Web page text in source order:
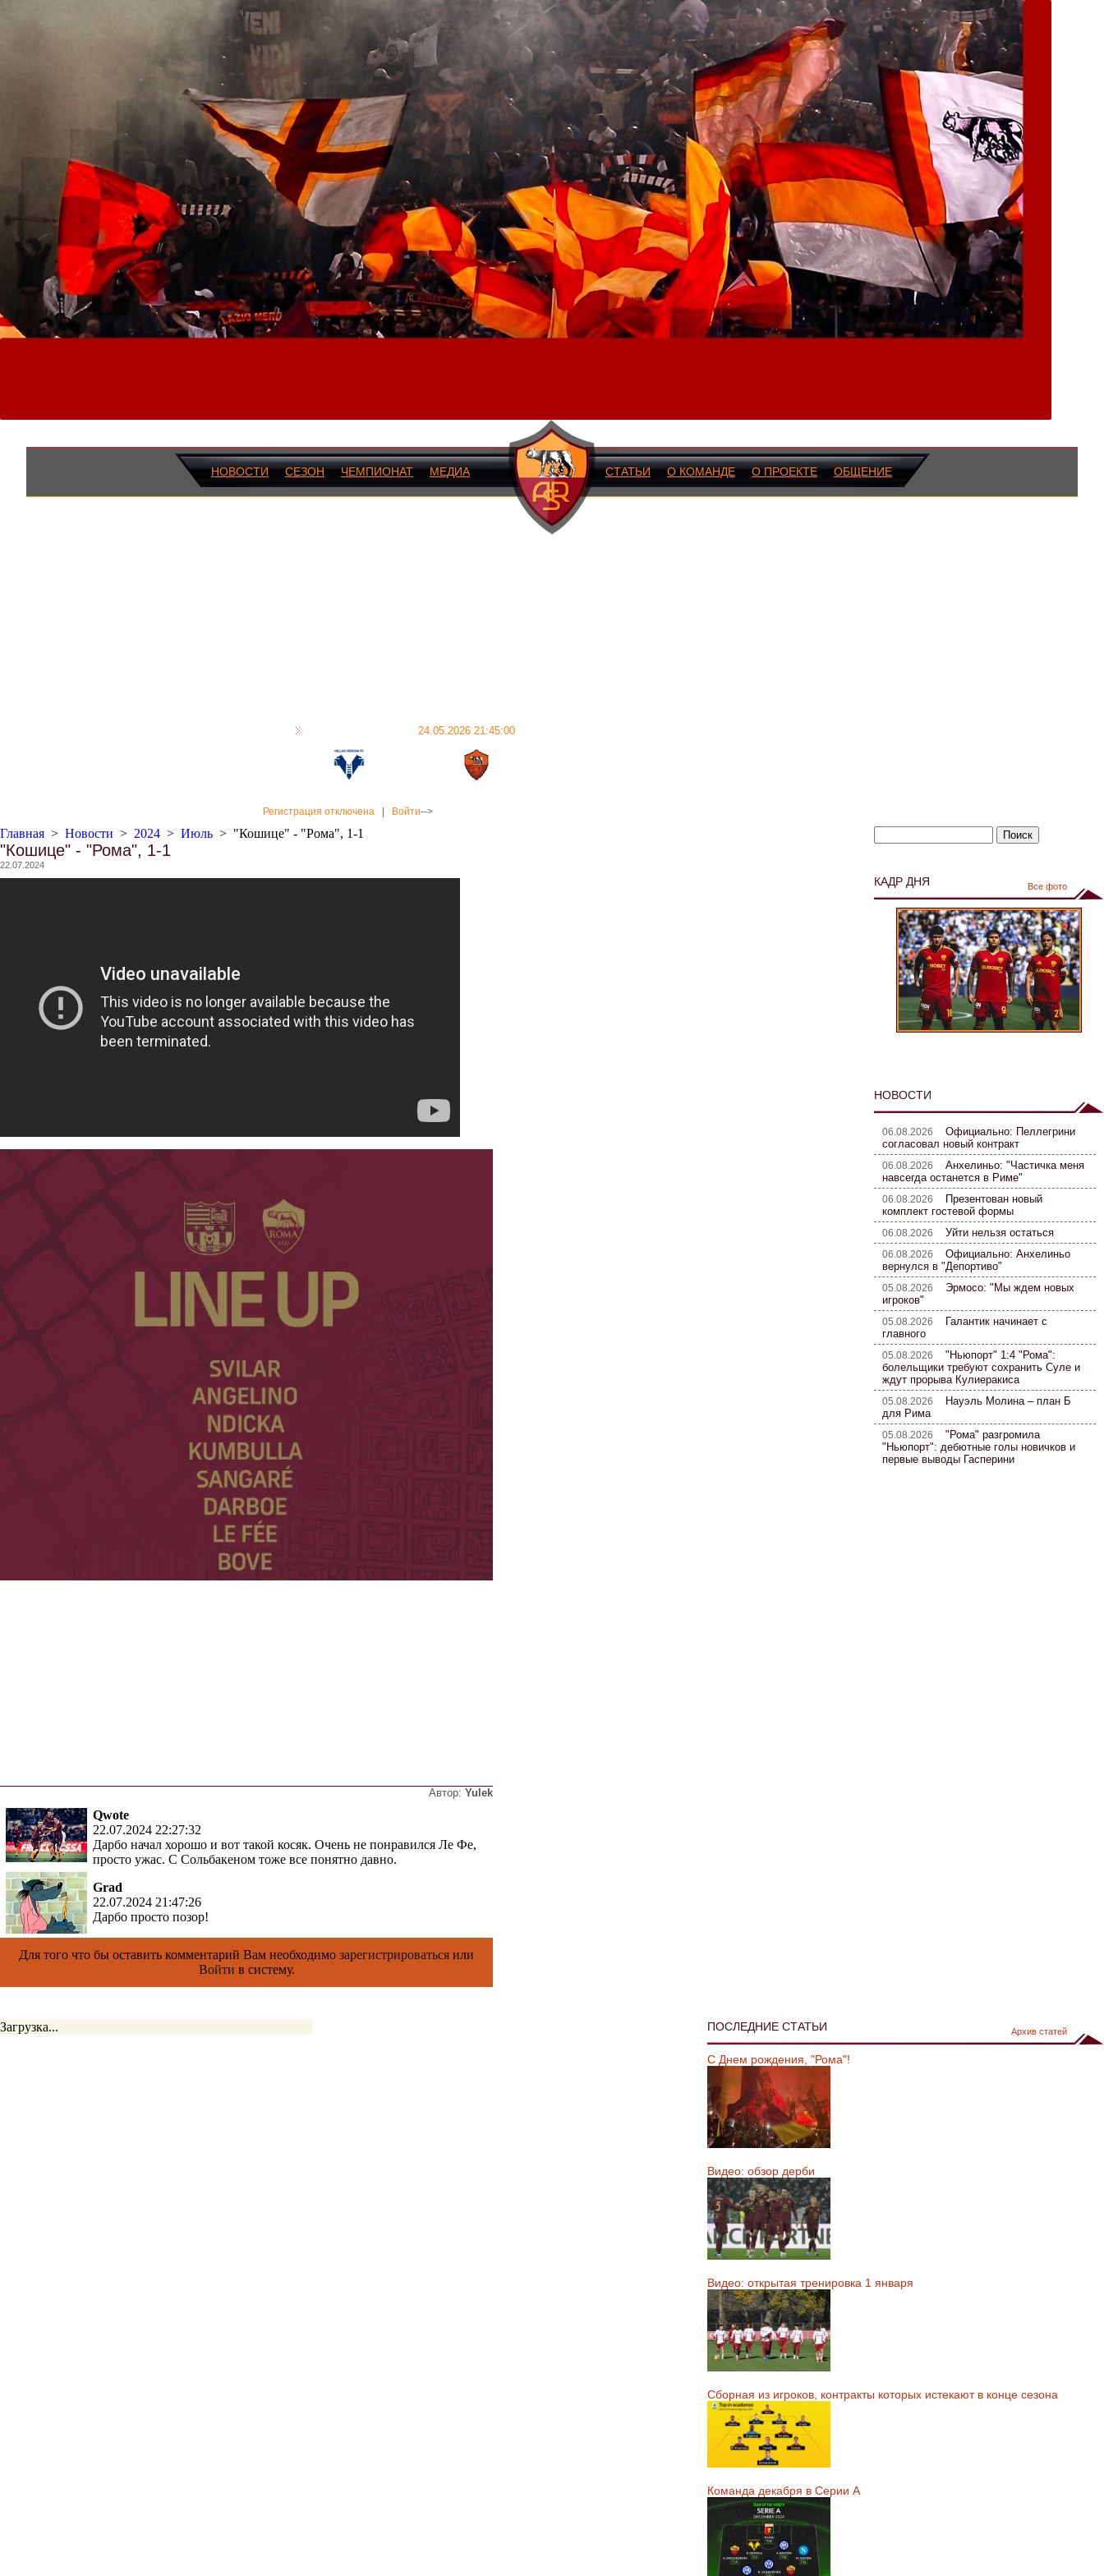
НОВОСТИ СЕЗОН ЧЕМПИОНАТ МЕДИА СТАТЬИ О КОМАНДЕ О ПРОЕКТЕ ОБЩЕНИЕ
24.05.2026 21:45:00
Регистрация отключена Войти-->
Главная > Новости > 2024 > Июль > "Кошице" - "Рома", 1-1
"Кошице" - "Рома", 1-1
22.07.2024
Автор: Yulek
Qwote
22.07.2024 22:27:32
Дарбо начал хорошо и вот такой косяк. Очень не понравился Ле Фе,
просто ужас. С Сольбакеном тоже все понятно давно.
Grad
22.07.2024 21:47:26
Дарбо просто позор!
Для того что бы оставить комментарий Вам необходимо зарегистрироваться или
Войти в систему.
КАДР ДНЯ Все фото
НОВОСТИ
06.08.2026 Официально: Пеллегрини
согласовал новый контракт
06.08.2026 Анхелиньо: "Частичка меня
навсегда останется в Риме"
06.08.2026
Презентован новый
комплект гостевой формы
06.08.2026 Уйти нельзя остаться
06.08.2026 Официально: Анхелиньо
вернулся в "Депортиво"
05.08.2026 Эрмосо: "Мы ждем новых
игроков"
05.08.2026
Галантик начинает с
главного
05.08.2026 "Ньюпорт" 1:4 "Рома":
болельщики требуют сохранить Суле и
ждут прорыва Кулиеракиса
05.08.2026
Науэль Молина – план Б
для Рима
05.08.2026 "Рома" разгромила
"Ньюпорт": дебютные голы новичков и
первые выводы Гасперини
Загрузка... ПОСЛЕДНИЕ СТАТЬИ Архив статей
С Днем рождения, "Рома"!
Видео: обзор дерби
Видео: открытая тренировка 1 января
Сборная из игроков, контракты которых истекают в конце сезона
Команда декабря в Серии А